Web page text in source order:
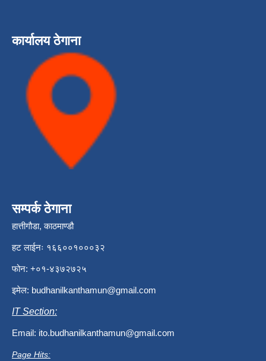
कार्यालय ठेगाना
सम्पर्क ठेगाना
हात्तीगौडा, काठमाण्डौ
हट लाईनः १६६००१०००३२
फोन: +०१-४३७२७२५
इमेल: budhanilkanthamun@gmail.com
IT Section:
Email: ito.budhanilkanthamun@gmail.com
Page Hits: